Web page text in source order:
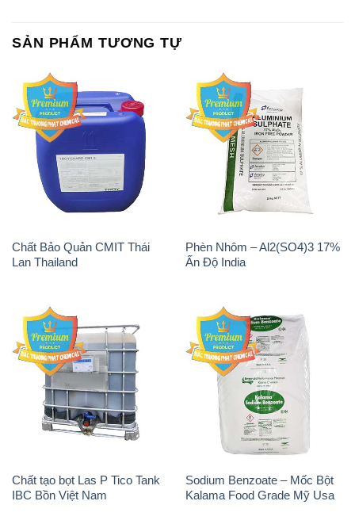
SẢN PHẨM TƯƠNG TỰ
Chất Bảo Quản CMIT Thái
Lan Thailand
Phèn Nhôm – Al2(SO4)3 17%
Ấn Độ India
Chất tạo bọt Las P Tico Tank
IBC Bồn Việt Nam
Sodium Benzoate – Mốc Bột
Kalama Food Grade Mỹ Usa